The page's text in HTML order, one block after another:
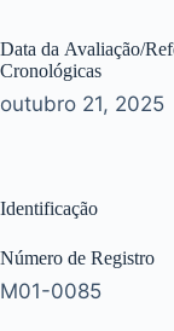
Data da Avaliação/
Cronológicas
outubro 21, 2025
Identificação
Número de Registro
M01-0085